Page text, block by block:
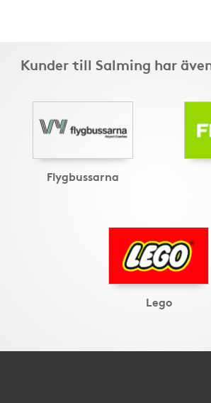
Kunder till Salming har
Flygbussarna
Lego